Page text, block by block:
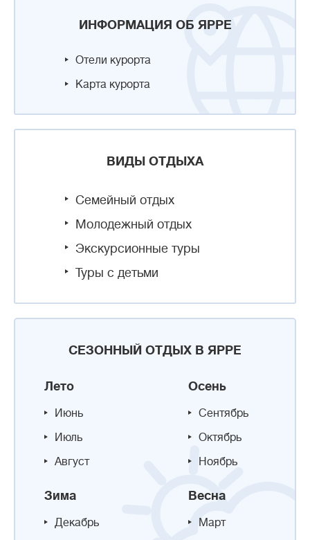
ИНФОРМАЦИЯ ОБ ЯРРЕ
Отели курорта
Карта курорта
ВИДЫ ОТДЫХА
Семейный отдых
Молодежный отдых
Экскурсионные туры
Туры с детьми
СЕЗОННЫЙ ОТДЫХ В ЯРРЕ
Лето
Июнь
Июль
Август
Осень
Сентябрь
Октябрь
Ноябрь
Зима
Декабрь
Весна
Март